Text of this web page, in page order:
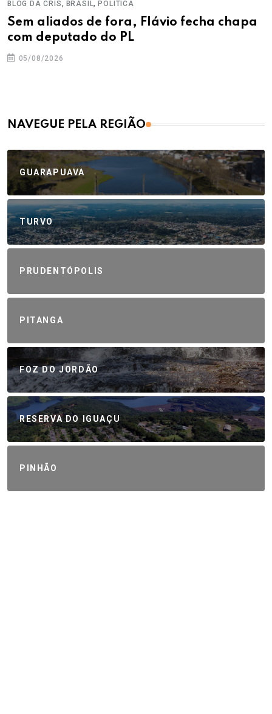
BLOG DA CRIS, BRASIL,POLÍTICA
Sem aliados de fora, Flávio fecha chapa
com deputado do PL
05/08/2026
NAVEGUE PELA REGIÃO
GUARAPUAVA
TURVO
PRUDENTÓPOLIS
PITANGA
FOZ DO JORDÃO
RESERVA DO IGUAÇU
PINHÃO